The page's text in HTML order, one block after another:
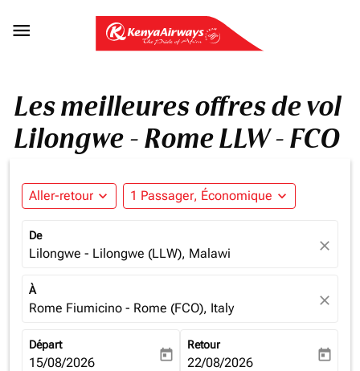

Les meilleures offres de vol
Lilongwe - Rome LLW - FCO
Aller-retour expand_more 1 Passager, Économique expand_more
De
Lilongwe - Lilongwe (LLW), Malawi close
À
Rome Fiumicino - Rome (FCO), Italy close
Départ
fc-booking-departure-date-aria-label
15/08/2026 today
Retour
fc-booking-return-date-aria-
22/08/2026 today